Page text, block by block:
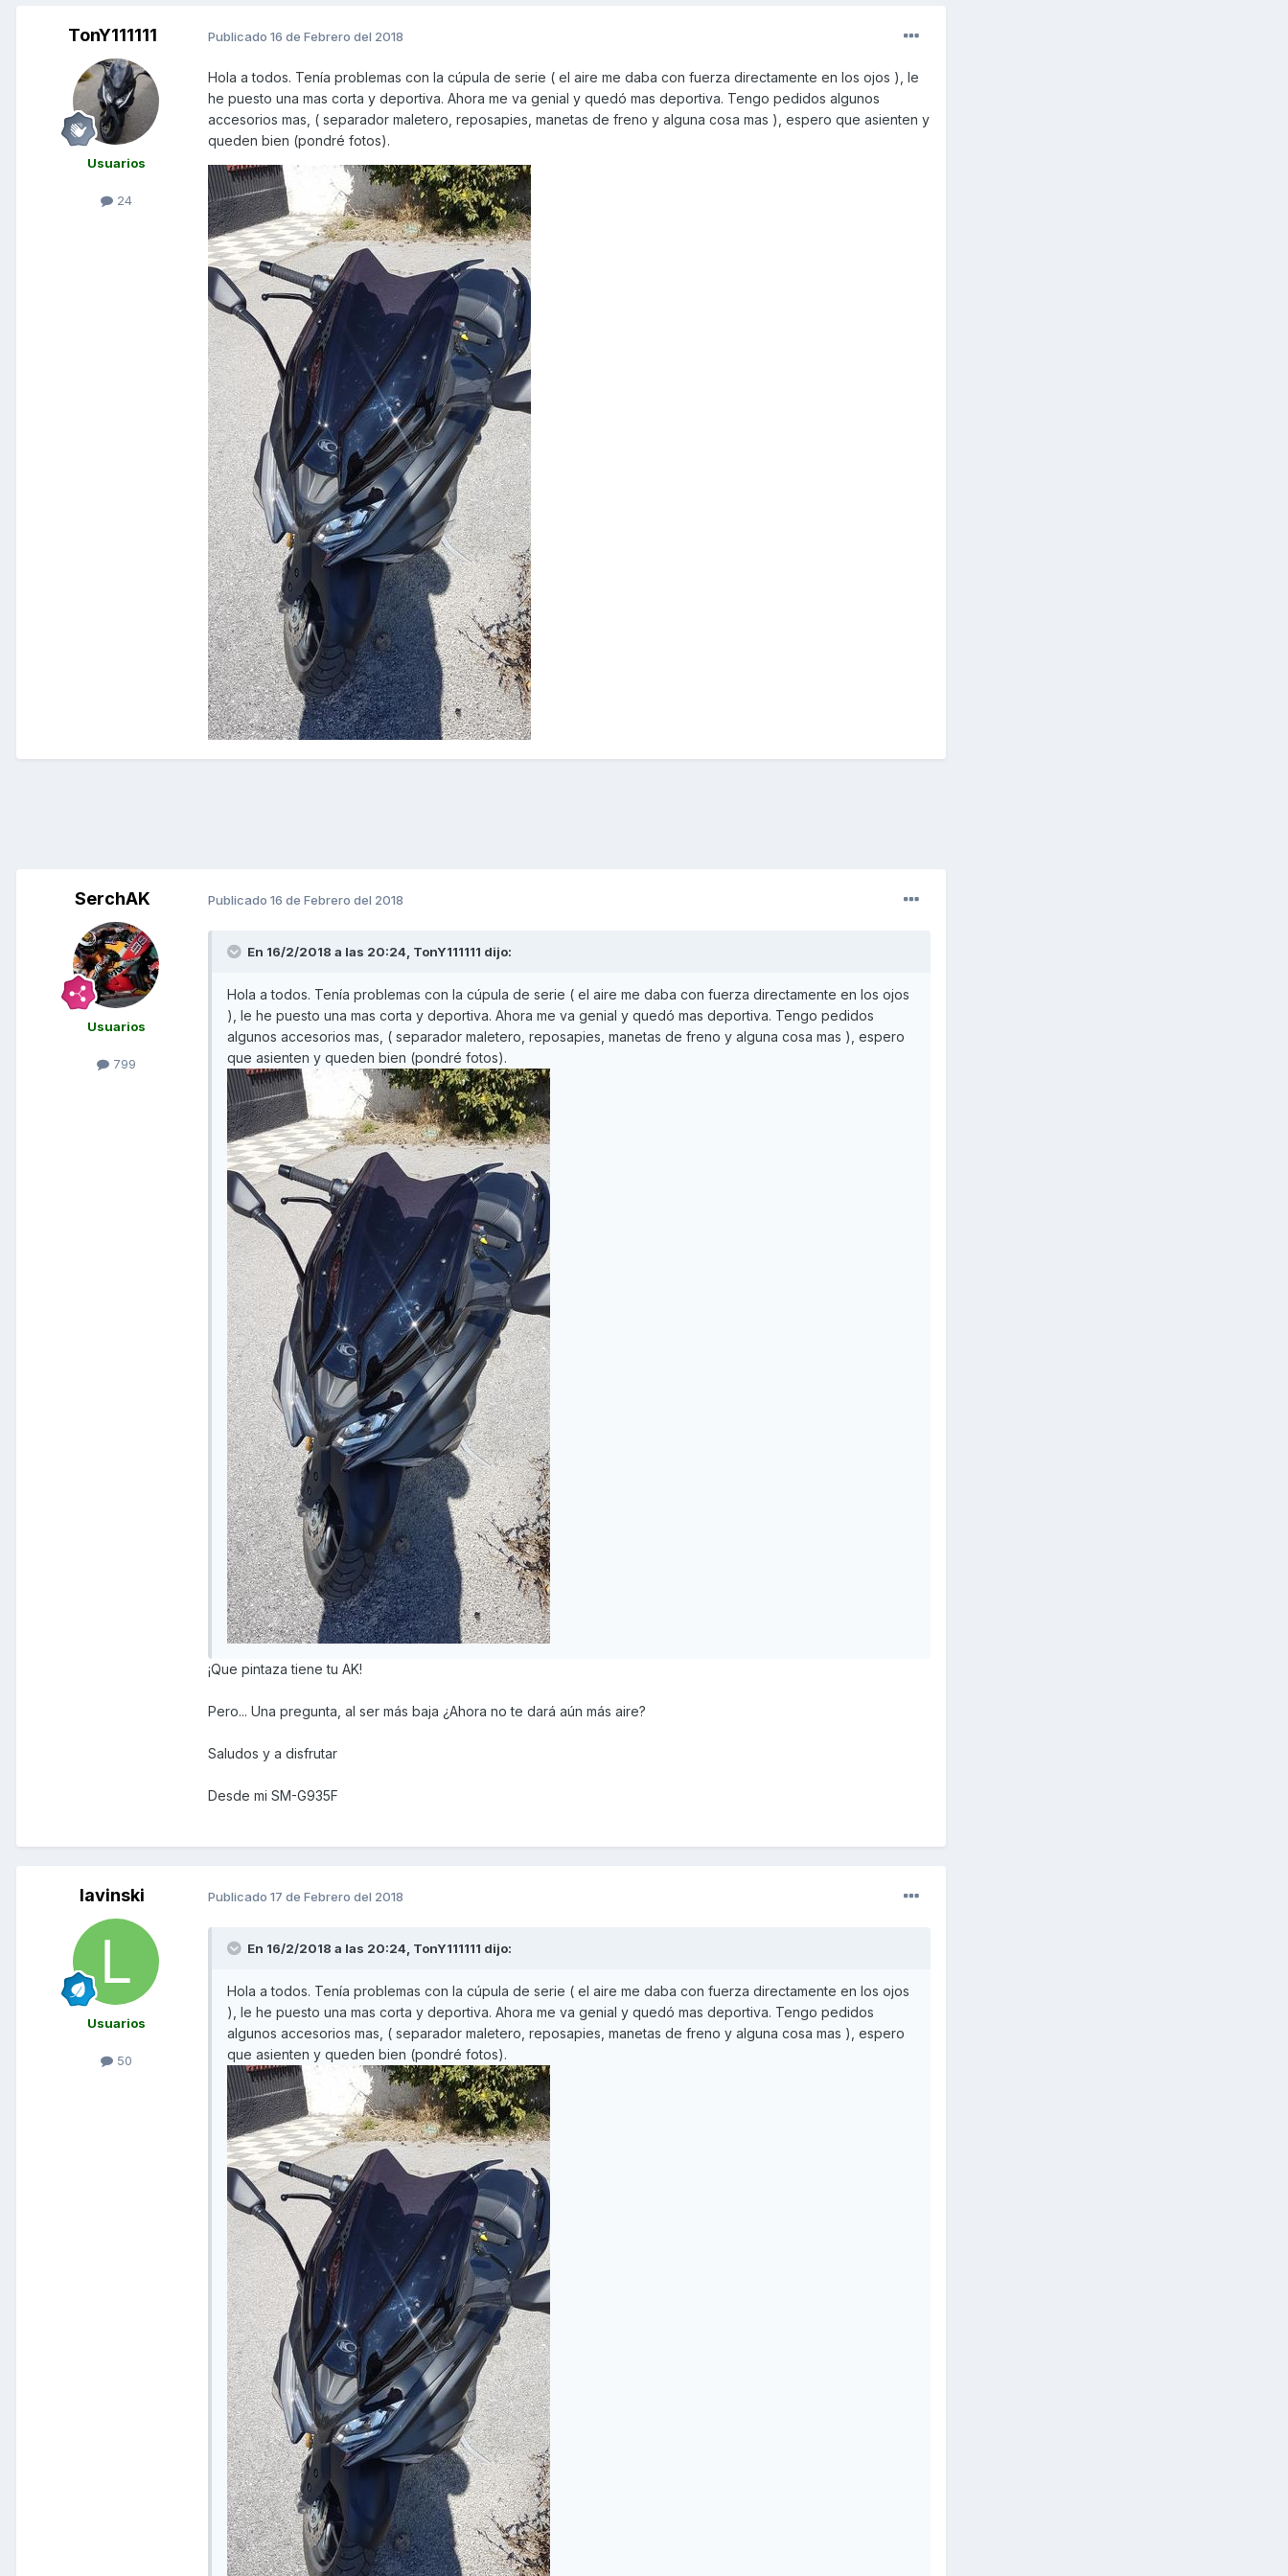
TonY111111
Usuarios
24
Publicado 16 de Febrero del 2018
Hola a todos. Tenía problemas con la cúpula de serie ( el aire me daba con fuerza directamente en los ojos ), le
he puesto una mas corta y deportiva. Ahora me va genial y quedó mas deportiva. Tengo pedidos algunos
accesorios mas, ( separador maletero, reposapies, manetas de freno y alguna cosa mas ), espero que asienten y
queden bien (pondré fotos).
SerchAK
Usuarios
799
Publicado 16 de Febrero del 2018
En 16/2/2018 a las 20:24, TonY111111 dijo:
Hola a todos. Tenía problemas con la cúpula de serie ( el aire me daba con fuerza directamente en los ojos
), le he puesto una mas corta y deportiva. Ahora me va genial y quedó mas deportiva. Tengo pedidos
algunos accesorios mas, ( separador maletero, reposapies, manetas de freno y alguna cosa mas ), espero
que asienten y queden bien (pondré fotos).
¡Que pintaza tiene tu AK!
Pero... Una pregunta, al ser más baja ¿Ahora no te dará aún más aire?
Saludos y a disfrutar
Desde mi SM-G935F
lavinski
Usuarios
50
Publicado 17 de Febrero del 2018
En 16/2/2018 a las 20:24, TonY111111 dijo:
Hola a todos. Tenía problemas con la cúpula de serie ( el aire me daba con fuerza directamente en los ojos
), le he puesto una mas corta y deportiva. Ahora me va genial y quedó mas deportiva. Tengo pedidos
algunos accesorios mas, ( separador maletero, reposapies, manetas de freno y alguna cosa mas ), espero
que asienten y queden bien (pondré fotos).